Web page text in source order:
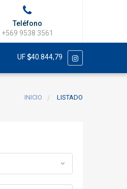
Teléfono
+569 9538 3561
UF 40.844,79
INICIO LISTADO